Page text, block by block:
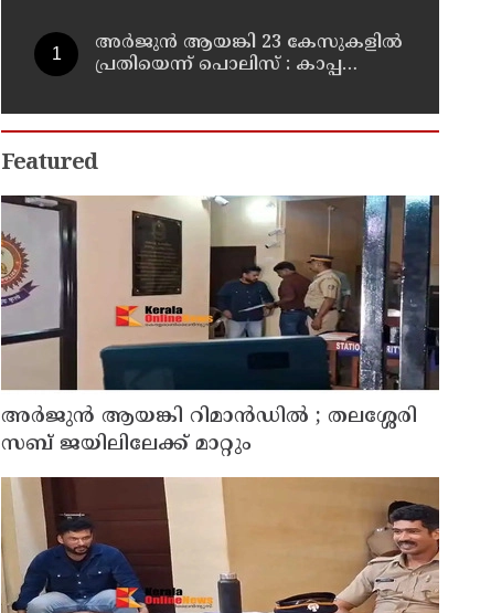
അര്‍ജുന്‍ ആയങ്കി 23 കേസുകളില്‍
പ്രതിയെന്ന് പൊലിസ് : കാപ്പ
നീക്കം
Featured
അര്‍ജുന്‍ ആയങ്കി റിമാന്‍ഡില്‍ ; തലശ്ശേരി
സബ് ജയിലിലേക്ക് മാറ്റും